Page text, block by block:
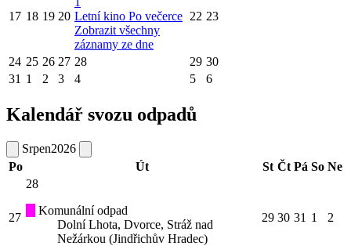
17 18 19 20 Letní kino Po večerce
Zobrazit všechny
záznamy ze dne
22 23
24 25 26 27 28 29 30
31 1 2 3 4 5 6
Kalendář svozu odpadů
Srpen2026
Po
Út St Čt Pá So Ne
27
28
Komunální odpad
Dolní Lhota, Dvorce, Stráž nad
Nežárkou (Jindřichův Hradec)
29 30 31 1 2